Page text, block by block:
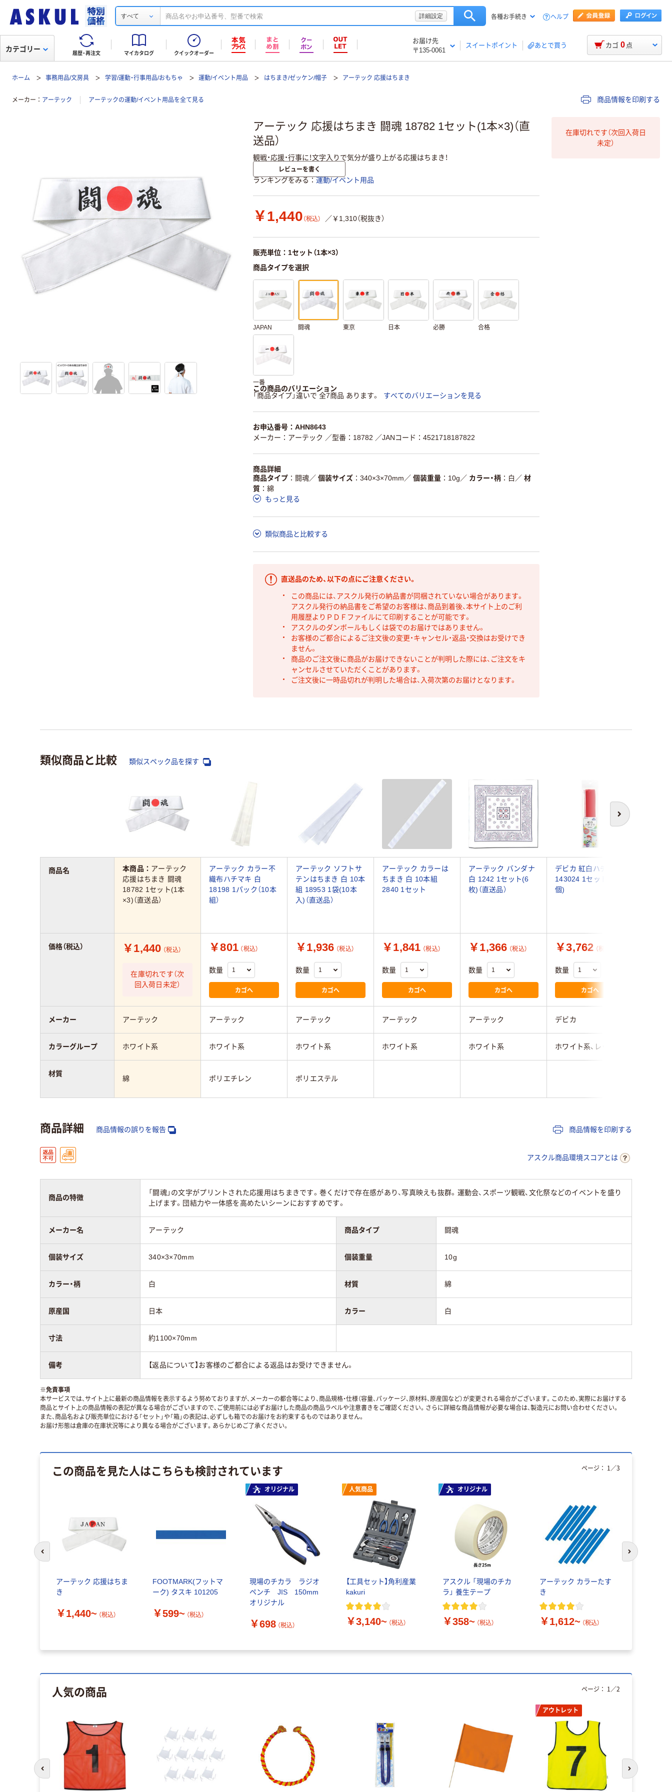
すべて 詳細設定 各種お手続き ヘルプ
履歴・再注文 マイカタログ クイックオーダー
お届け先
〒135-0061
スイートポイント あとで買う
カテゴリー カゴ 0 点
ホーム 事務用品/文房具 学習/運動・行事用品/おもちゃ 運動/イベント用品 はちまき/ゼッケン/帽子 アーテック 応援はちまき
メーカー アーテック アーテックの運動/イベント用品を全て見る 商品情報を印刷する
アーテック 応援はちまき 闘魂 18782 1セット(1本×3)（直
送品）
観戦・応援・行事に！文字入りで気分が盛り上がる応援はちまき！
レビューを書く
ランキングをみる 運動/イベント用品
￥1,440 （税込） ／￥1,310（税抜き）
販売単位：1セット（1本×3）
商品タイプを選択
JAPAN 闘魂 東京 日本 必勝 合格
一番
この商品のバリエーション
「商品タイプ」違いで 全7商品 あります。
すべてのバリエーションを見る
お申込番号：AHN8643
メーカー：アーテック ／型番：18782 ／JANコード：4521718187822
商品詳細
商品タイプ
闘魂／ 個装サイズ 340×3×70mm ／ 個装重量 10g ／ カラー・柄 白 ／ 材
質
綿
もっと見る
類似商品と比較する
直送品のため、以下の点にご注意ください。
この商品には、アスクル発行の納品書が同梱されていない場合があります。
アスクル発行の納品書をご希望のお客様は、商品到着後、本サイト上のご利
用履歴よりＰＤＦファイルにて印刷することが可能です。
アスクルのダンボールもしくは袋でのお届けではありません。
お客様のご都合によるご注文後の変更・キャンセル・返品・交換はお受けでき
ません。
商品のご注文後に商品がお届けできないことが判明した際には、ご注文をキ
ャンセルさせていただくことがあります。
ご注文後に一時品切れが判明した場合は、入荷次第のお届けとなります。
在庫切れです（次回入荷日
未定）
類似商品と比較 類似スペック品を探す
次へ
本商品： アーテック
応援はちまき 闘魂
18782 1セット(1本
×3)（直送品）
アーテック カラー不
織布ハチマキ 白
18198 1パック（10本
組）
アーテック ソフトサ
テンはちまき 白 10本
組 18953 1袋(10本
入)（直送品）
アーテック カラーは
ちまき 白 10本組
2840 1セット
アーテック バンダナ
白 1242 1セット(6
枚)（直送品）
デビカ 紅白ハチマキ
143024 1セット(10
個)
￥1,440 （税込）
在庫切れです（次
回入荷日未定）
￥801 （税込）
数量
カゴへ
￥1,936 （税込）
数量
カゴへ
￥1,841 （税込）
数量
カゴへ
￥1,366 （税込）
数量
カゴへ
￥3,762 （税込）
数量
カゴへ
アーテック アーテック アーテック アーテック アーテック デビカ
ホワイト系 ホワイト系 ホワイト系 ホワイト系 ホワイト系 ホワイト系、レッド系
綿 ポリエチレン ポリエステル
商品名
価格（税込）
メーカー
カラーグループ
材質
商品詳細 商品情報の誤りを報告 商品情報を印刷する
アスクル商品環境スコアとは
商品の特徴
「闘魂」の文字がプリントされた応援用はちまきです。巻くだけで存在感があり、写真映えも抜群。運動会、スポーツ観戦、文化祭などのイベントを盛り
上げます。団結力や一体感を高めたいシーンにおすすめです。
メーカー名 アーテック 商品タイプ 闘魂
個装サイズ 340×3×70mm 個装重量 10g
カラー・柄 白 材質 綿
原産国 日本 カラー 白
寸法 約1100×70mm
備考 【返品について】お客様のご都合による返品はお受けできません。
※免責事項
本サービスでは、サイト上に最新の商品情報を表示するよう努めておりますが、メーカーの都合等により、商品規格・仕様（容量、パッケージ、原材料、原産国など）が変更される場合がございます。このため、実際にお届けする
商品とサイト上の商品情報の表記が異なる場合がございますので、ご使用前には必ずお届けした商品の商品ラベルや注意書きをご確認ください。さらに詳細な商品情報が必要な場合は、製造元にお問い合わせください。
また、商品名および販売単位における「セット」や「箱」の表記は、必ずしも箱でのお届けをお約束するものではありません。
お届け形態は倉庫の在庫状況等により異なる場合がございます。あらかじめご了承ください。
この商品を見た人はこちらも検討されています
アーテック 応援はちま
き
￥1,440~ （税込）
FOOTMARK(フットマ
ーク) タスキ 101205
￥599~ （税込）
オリジナル
現場のチカラ ラジオ
ペンチ JIS 150mm
オリジナル
￥698 （税込）
人気商品
【工具セット】角利産業
kakuri
￥3,140~ （税込）
オリジナル
アスクル 「現場のチカ
ラ」 養生テープ
￥358~ （税込）
アーテック カラーたす
き
￥1,612~ （税込）
ページ： 1 ／3
次のスライド
人気の商品
アウトレット
ページ： 1 ／2
前のスライドへ 次のスライド